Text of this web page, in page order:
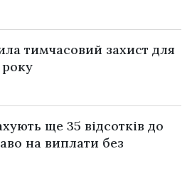
тимчасовий захист для
року
ще 35 відсотків до
на виплати без